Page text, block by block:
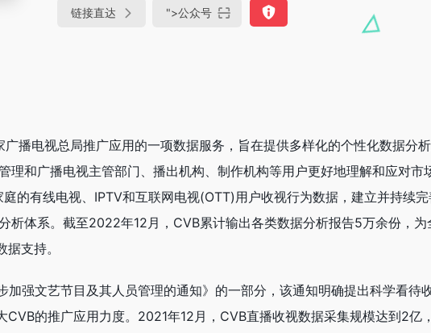
链接直达 ">公众号
播电视总局推广应用的一项数据服务，旨在提供多样化的个性化数据分
理和广播电视主管部门、播出机构、制作机构等用户更好地理解和应对市
的有线电视、IPTV和互联网电视(OTT)用户收视行为数据，建立并持续完
析体系。截至2022年12月，CVB累计输出各类数据分析报告5万余份，为
支持‌。
加强文艺节目及其人员管理的通知》的一部分，该通知明确提出科学看待
的推广应用力度。2021年12月，CVB直播收视数据采集规模达到2亿，